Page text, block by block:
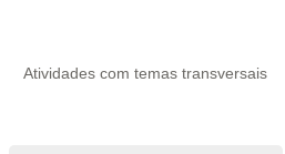
Atividades com temas transversais